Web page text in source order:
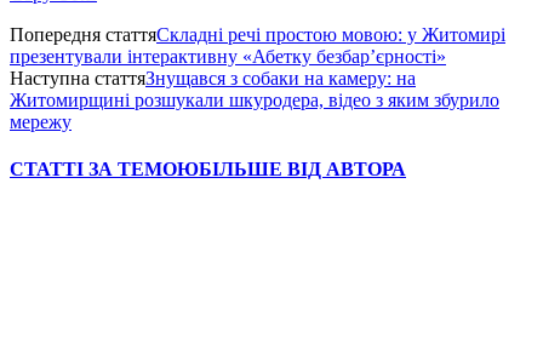
Попередня статтяСкладні речі простою мовою: у Житомирі
презентували інтерактивну «Абетку безбар’єрності»
Наступна статтяЗнущався з собаки на камеру: на
Житомирщині розшукали шкуродера, відео з яким збурило
мережу
СТАТТІ ЗА ТЕМОЮБІЛЬШЕ ВІД АВТОРА